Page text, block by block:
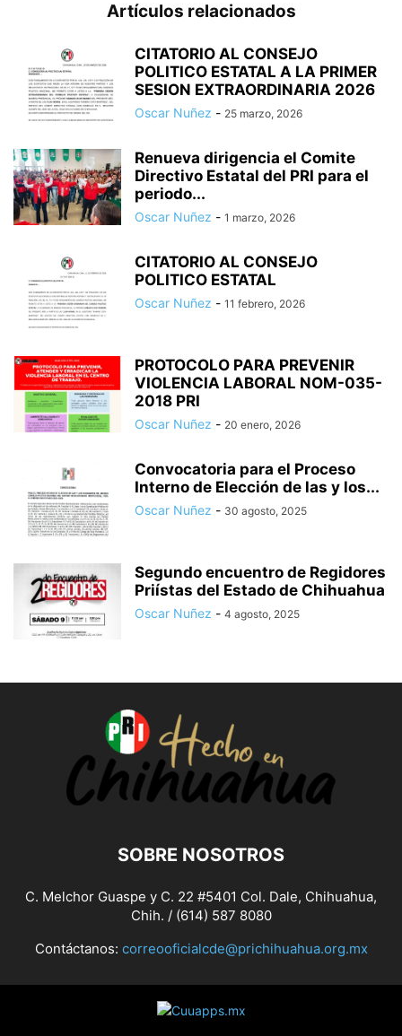
Artículos relacionados
CITATORIO AL CONSEJO
POLITICO ESTATAL A LA PRIMER
SESION EXTRAORDINARIA 2026
Oscar Nuñez - 25 marzo, 2026
Renueva dirigencia el Comite
Directivo Estatal del PRI para el
periodo...
Oscar Nuñez - 1 marzo, 2026
CITATORIO AL CONSEJO
POLITICO ESTATAL
Oscar Nuñez - 11 febrero, 2026
PROTOCOLO PARA PREVENIR
VIOLENCIA LABORAL NOM-035-
2018 PRI
Oscar Nuñez - 20 enero, 2026
Convocatoria para el Proceso
Interno de Elección de las y los...
Oscar Nuñez - 30 agosto, 2025
Segundo encuentro de Regidores
Priístas del Estado de Chihuahua
Oscar Nuñez - 4 agosto, 2025
SOBRE NOSOTROS
C. Melchor Guaspe y C. 22 #5401 Col. Dale, Chihuahua,
Chih. / (614) 587 8080
Contáctanos: correooficialcde@prichihuahua.org.mx